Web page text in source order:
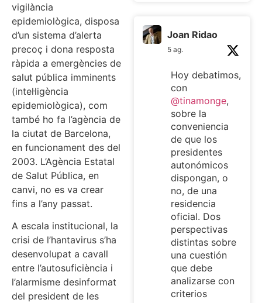
vigilància
epidemiològica, disposa
d’un sistema d’alerta
precoç i dona resposta
ràpida a emergències de
salut pública imminents
(intel·ligència
epidemiològica), com
també ho fa l’agència de
la ciutat de Barcelona,
en funcionament des del
2003. L’Agència Estatal
de Salut Pública, en
canvi, no es va crear
fins a l’any passat.
A escala institucional, la
crisi de l’hantavirus s’ha
desenvolupat a cavall
entre l’autosuficiència i
l’alarmisme desinformat
del president de les
Joan Ridao
5 ag.
Hoy debatimos,
con
@tinamonge,
sobre la
conveniencia
de que los
presidentes
autonómicos
dispongan, o
no, de una
residencia
oficial. Dos
perspectivas
distintas sobre
una cuestión
que debe
analizarse con
criterios